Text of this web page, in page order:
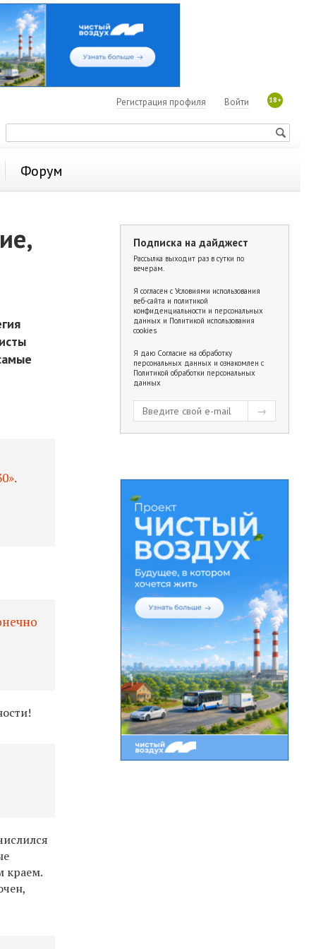
18+
Войти
Регистрация профиля
Форум
краем.
Подписка на дайджест
Рассылка выходит раз в сутки по
вечерам.
Я согласен с Условиями использования
веб-сайта и политикой
конфиденциальности и персональных
данных и Политикой использования
cookies
Я даю Согласие на обработку
персональных данных и ознакомлен с
Политикой обработки персональных
данных